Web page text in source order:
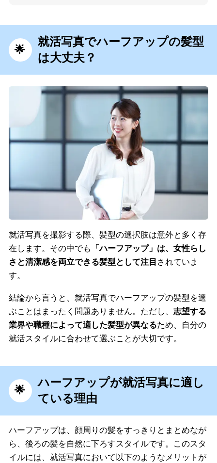
就活写真でハーフアップの髪型
は大丈夫？
就活写真を撮影する際、髪型の選択肢は意外と多く存
在します。その中でも
「ハーフアップ」は、女性らし
さと清潔感を両立できる髪型として注目 されていま
す。
結論から言うと、就活写真でハーフアップの髪型を選
ぶことはまったく問題ありません。ただし、 志望する
業界や職種によって適した髪型が異なるため、自分の
就活スタイルに合わせて選ぶことが大切です。
ハーフアップが就活写真に適し
ている理由
ハーフアップは、顔周りの髪をすっきりとまとめなが
ら、後ろの髪を自然に下ろすスタイルです。このスタ
イルには、就活写真において以下のようなメリットが